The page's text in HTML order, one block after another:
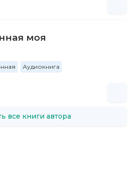
моя
Аудиокнига
все книги автора